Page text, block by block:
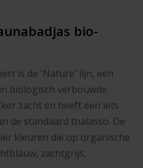
bio-
is de 'Nature' lijn, een
biologisch verbouwde
zacht en heeft een iets
de standaard thalasso. De
kleuren die op organische
zachtgrijs,